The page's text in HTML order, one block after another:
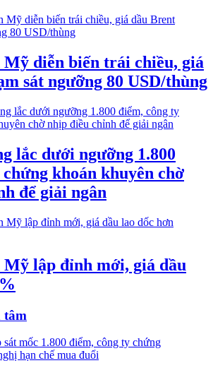
Mỹ diễn biến trái chiều, giá
sát ngưỡng 80 USD/thùng
lắc dưới ngưỡng 1.800
khoán khuyên chờ
để giải ngân
Mỹ lập đỉnh mới, giá dầu
tâm